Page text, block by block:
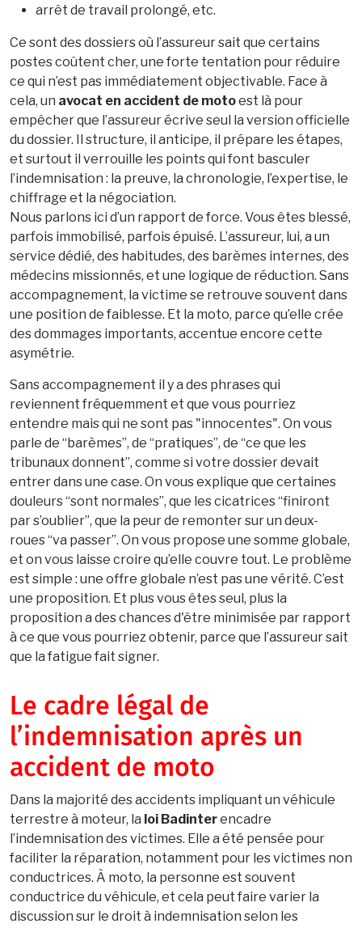
arrêt de travail prolongé, etc.
Ce sont des dossiers où l’assureur sait que certains
postes coûtent cher, une forte tentation pour réduire
ce qui n’est pas immédiatement objectivable. Face à
cela, un avocat en accident de motoest là pour
empêcher que l’assureur écrive seul la version officielle
du dossier. Il structure, il anticipe, il prépare les étapes,
et surtout il verrouille les points qui font basculer
l’indemnisation : la preuve, la chronologie, l’expertise, le
chiffrage et la négociation.
Nous parlons ici d’un rapport de force. Vous êtes blessé,
parfois immobilisé, parfois épuisé. L’assureur, lui, a un
service dédié, des habitudes, des barèmes internes, des
médecins missionnés, et une logique de réduction. Sans
accompagnement, la victime se retrouve souvent dans
une position de faiblesse. Et la moto, parce qu’elle crée
des dommages importants, accentue encore cette
asymétrie.
Sans accompagnement il y a des phrases qui
reviennent fréquemment et que vous pourriez
entendre mais qui ne sont pas "innocentes". On vous
parle de “barèmes”, de “pratiques”, de “ce que les
tribunaux donnent”, comme si votre dossier devait
entrer dans une case. On vous explique que certaines
douleurs “sont normales”, que les cicatrices “finiront
par s’oublier”, que la peur de remonter sur un deux-
roues “va passer”. On vous propose une somme globale,
et on vous laisse croire qu’elle couvre tout. Le problème
est simple : une offre globale n’est pas une vérité. C’est
une proposition. Et plus vous êtes seul, plus la
proposition a des chances d'être minimisée par rapport
à ce que vous pourriez obtenir, parce que l’assureur sait
que la fatigue fait signer.
Le cadre légal de
l’indemnisation après un
accident de moto
Dans la majorité des accidents impliquant un véhicule
terrestre à moteur, la loi Badinterencadre
l’indemnisation des victimes. Elle a été pensée pour
faciliter la réparation, notamment pour les victimes non
conductrices. À moto, la personne est souvent
conductrice du véhicule, et cela peut faire varier la
discussion sur le droit à indemnisation selon les